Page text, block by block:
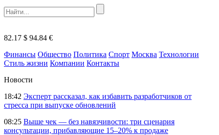
82.17 $ 94.84 €
Финансы Общество Политика Спорт Москва Технологии
Стиль жизни Компании Контакты
Новости
18:42 Эксперт рассказал, как избавить разработчиков от
стресса при выпуске обновлений
08:25 Выше чек — без навязчивости: три сценария
консультации, прибавляющие 15–20% к продаже